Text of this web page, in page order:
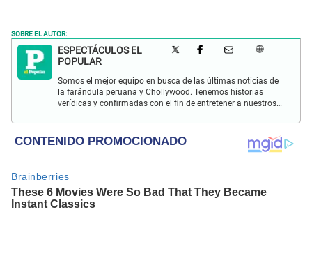
SOBRE EL AUTOR:
ESPECTÁCULOS EL
POPULAR
Somos el mejor equipo en busca de las últimas noticias de
la farándula peruana y Chollywood. Tenemos historias
verídicas y confirmadas con el fin de entretener a nuestros